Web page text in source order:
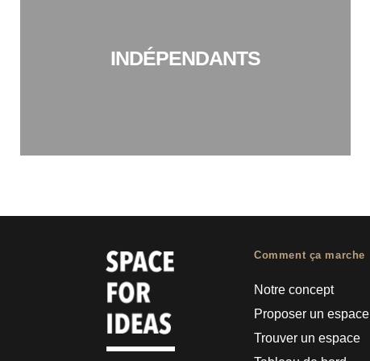
INDÉPENDANTS
Comment ça marche
Notre concept
Proposer un espace
Trouver un espace